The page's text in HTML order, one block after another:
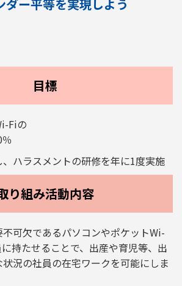
目標
Fiの
ハラスメントの研修を年に1度実施
り組み活動内容
可欠であるパソコンやポケットWi-
持たせることで、出産や育児等、出
況の社員の在宅ワークを可能にしま